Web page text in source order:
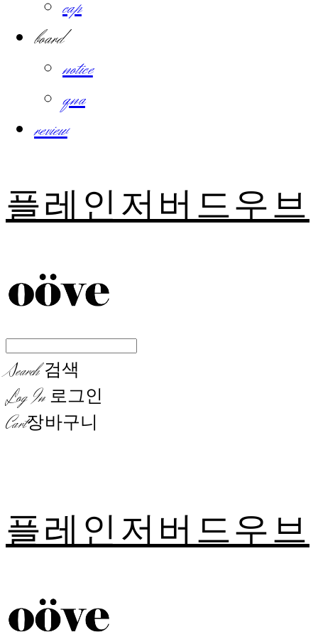
cap
board
notice
qna
review
플레인저버드우브
Search검색
Log In 로그인
Cart장바구니
플레인저버드우브